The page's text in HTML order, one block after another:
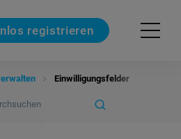
registrieren
Einwilligungsfelder